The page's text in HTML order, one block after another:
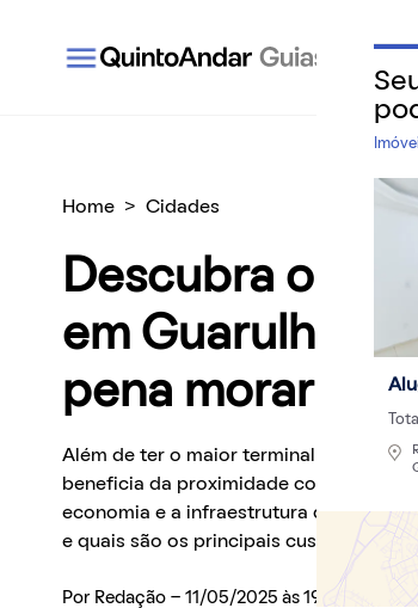
QuintoAndar Guias - Inspiração e
Home > Cidades
Descubra o
em Guarulhos e
pena morar na
Além de ter o maior terminal de cargas
beneficia da proximidade com a capital
economia e a infraestrutura da cidade.
e quais são os principais custos
Por Redação - 11/05/2025 às 19:16